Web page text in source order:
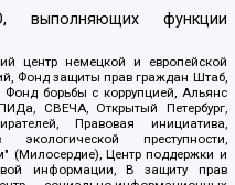
функции
центр немецкой и европейской
Фонд защиты прав граждан Штаб,
Фонд борьбы с коррупцией, Альянс
СВЕЧА, Открытый Петербург,
Правовая инициатива,
преступности,
(Милосердие), Центр поддержки и
информации, В защиту прав